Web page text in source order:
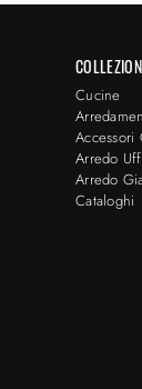
Cucine
Accessori
Arredo
Arredo
Cataloghi